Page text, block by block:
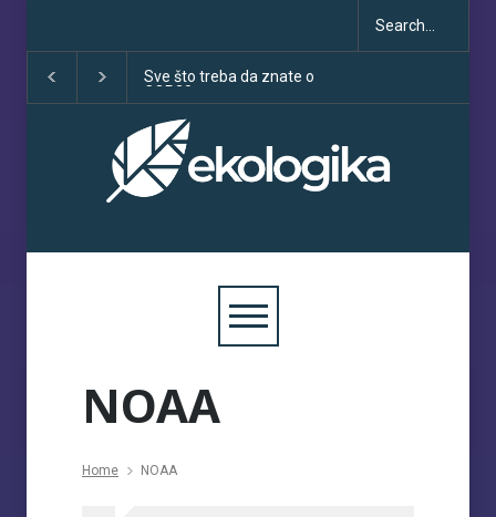
Sve što treba da znate o
COP30
NOAA
Home NOAA